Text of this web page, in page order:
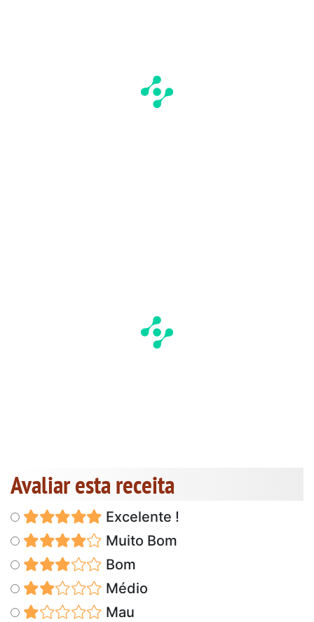
Avaliar esta receita
Excelente !
Muito Bom
Bom
Médio
Mau